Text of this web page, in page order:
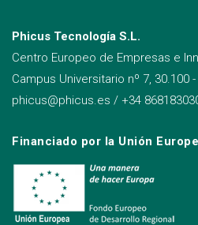
Phicus Tecnología S.L.
Centro Europeo de Empresas e
Campus Universitario nº 7, 30.100
phicus@phicus.es / +34
Financiado por la Unión